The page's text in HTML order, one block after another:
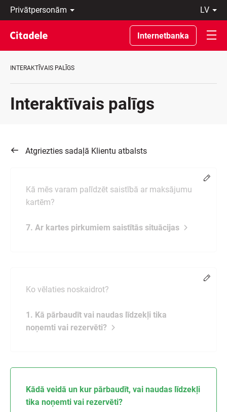
Privātpersonām
Uzņēmumiem
Private
Banking
Par
C
lv
Latviski
По-
русски
In
Internetbanka
INTERAKTĪVAIS PALĪGS
Interaktīvais palīgs
Atgriezties sadaļā Klientu atbalsts
Kā mēs varam palīdzēt saistībā ar maksājumu
kartēm?
7. Ar kartes pirkumiem saistītās situācijas
Ko vēlaties noskaidrot?
1. Kā pārbaudīt vai naudas līdzekļi tika
noņemti vai rezervēti?
Kādā veidā un kur pārbaudīt, vai naudas līdzekļi
tika noņemti vai rezervēti?